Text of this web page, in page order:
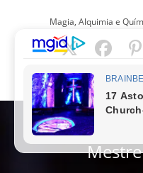
Magia, Alquimia e